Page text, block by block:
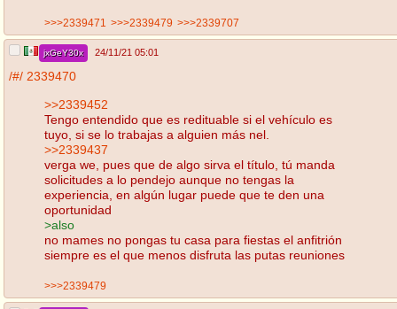
>>>2339471 >>>2339479 >>>2339707
jxGeY30x 24/11/21 05:01
/#/ 2339470
>>2339452
Tengo entendido que es redituable si el vehículo es
tuyo, si se lo trabajas a alguien más nel.
>>2339437
verga we, pues que de algo sirva el título, tú manda
solicitudes a lo pendejo aunque no tengas la
experiencia, en algún lugar puede que te den una
oportunidad
>also
no mames no pongas tu casa para fiestas el anfitrión
siempre es el que menos disfruta las putas reuniones
>>>2339479